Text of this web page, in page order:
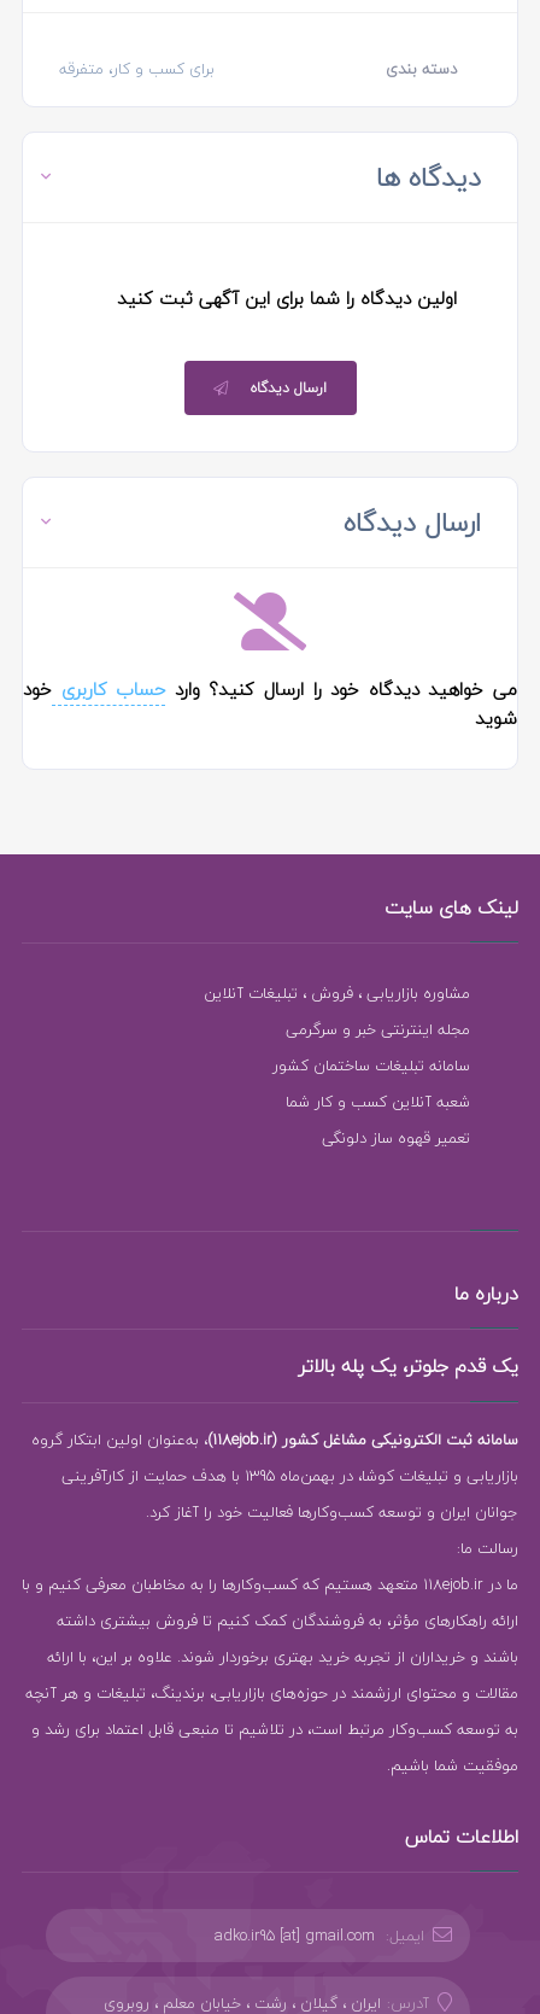
دسته بندی برای کسب و کار، متفرقه
دیدگاه ها
اولین دیدگاه را شما برای این آگهی ثبت کنید
ارسال دیدگاه
ارسال دیدگاه
می خواهید دیدگاه خود را ارسال کنید؟ واردحساب کاربریخود
شوید
لینک های سایت
مشاوره بازاریابی ، فروش ، تبلیغات آنلاین
مجله اینترنتی خبر و سرگرمی
سامانه تبلیغات ساختمان کشور
شعبه آنلاین کسب و کار شما
تعمیر قهوه ساز دلونگی
درباره ما
یک قدم جلوتر، یک پله بالاتر
سامانه ثبت الکترونیکی مشاغل کشور (118ejob.ir)
، به‌عنوان اولین ابتکار گروه
بازاریابی و تبلیغات کوشا، در بهمن‌ماه 1395 با هدف حمایت از کارآفرینی
جوانان ایران و توسعه کسب‌وکارها فعالیت خود را آغاز کرد.
رسالت ما:
ما در 118ejob.ir متعهد هستیم که کسب‌وکارها را به مخاطبان معرفی کنیم و با
ارائه راهکارهای مؤثر، به فروشندگان کمک کنیم تا فروش بیشتری داشته
باشند و خریداران از تجربه خرید بهتری برخوردار شوند. علاوه بر این، با ارائه
مقالات و محتوای ارزشمند در حوزه‌های بازاریابی، برندینگ، تبلیغات و هر آنچه
به توسعه کسب‌وکار مرتبط است، در تلاشیم تا منبعی قابل اعتماد برای رشد و
موفقیت شما باشیم.
اطلاعات تماس
ایمیل: adko.ir95 [at] gmail.com
آدرس: ایران ، گیلان ، رشت ، خیابان معلم ، روبروی